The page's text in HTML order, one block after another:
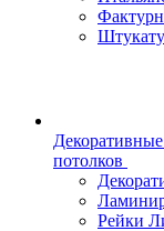
потолков
Рейки